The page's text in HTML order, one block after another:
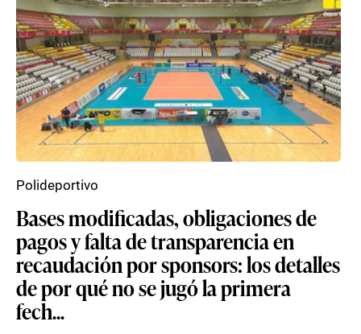
Bases modificadas, obligaciones de
pagos y falta de transparencia en
recaudación por sponsors: los detalles
de por qué no se jugó la primera
fech...
Polideportivo